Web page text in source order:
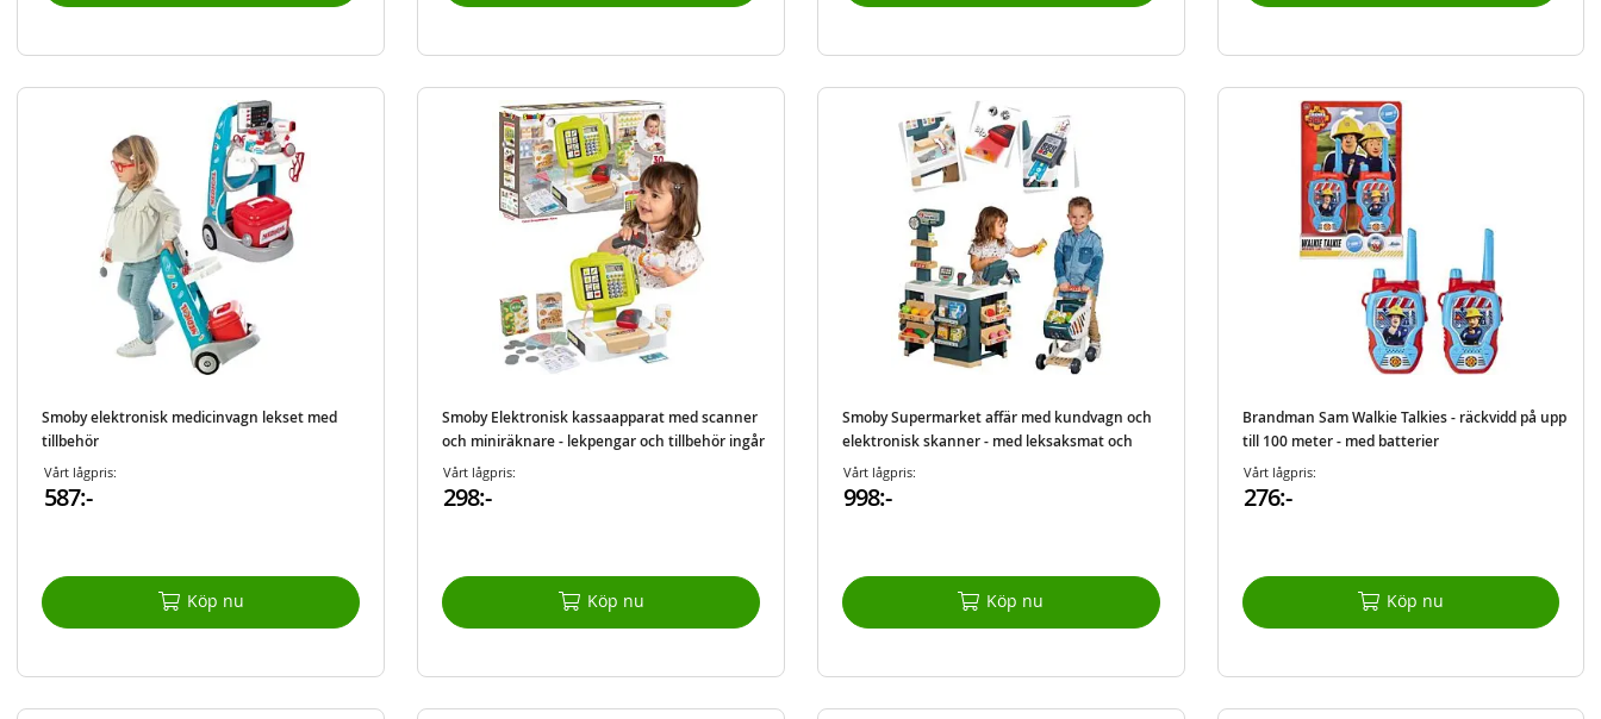
Smoby elektronisk medicinvagn lekset med
tillbehör
Vårt lågpris:
587:-
Köp nu
Smoby Elektronisk kassaapparat med scanner
och miniräknare - lekpengar och tillbehör ingår
Vårt lågpris:
298:-
Köp nu
Smoby Supermarket affär med kundvagn och
elektronisk skanner - med leksaksmat och
leksakspengar.
Vårt lågpris:
998:-
Köp nu
Brandman Sam Walkie Talkies - räckvidd på upp
till 100 meter - med batterier
Vårt lågpris:
276:-
Köp nu